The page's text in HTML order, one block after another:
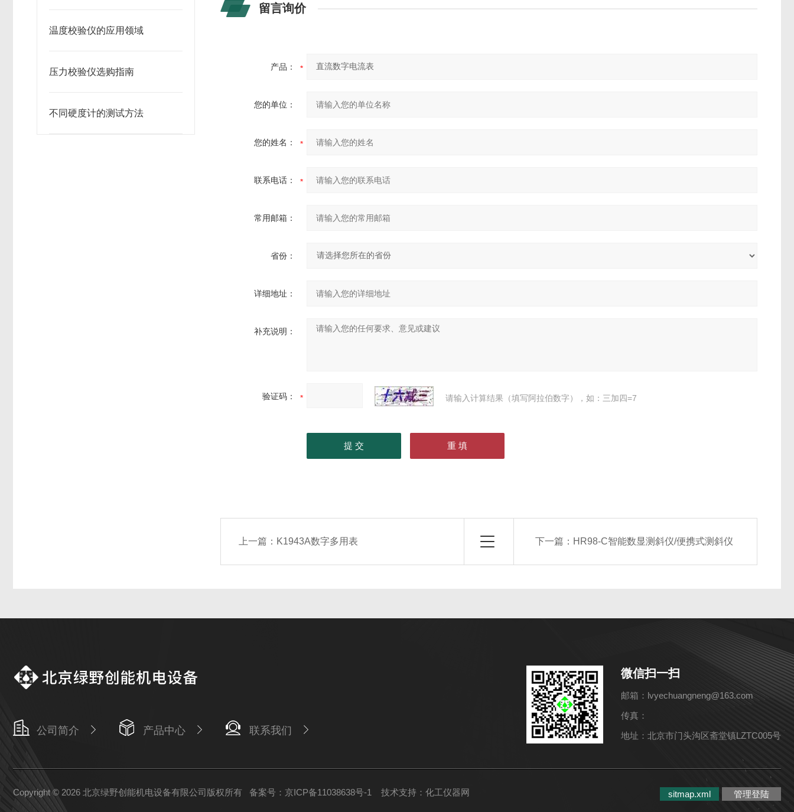
温度校验仪的应用领域
压力校验仪选购指南
不同硬度计的测试方法
留言询价
产品：
您的单位：
您的姓名：
联系电话：
常用邮箱：
省份：
详细地址：
补充说明：
验证码： 请输入计算结果（填写阿拉伯数字），如：三加四=7
上一篇： K1943A数字多用表 下一篇： HR98-C智能数显测斜仪/便携式测斜仪
公司简介 产品中心 联系我们
微信扫一扫
邮箱：lvyechuangneng@163.com
传真：
地址：北京市门头沟区斋堂镇LZTC005号
Copyright © 2026 北京绿野创能机电设备有限公司版权所有 备案号：京ICP备11038638号-1 技术支持： 化工仪器网 sitmap.xml 管理登陆